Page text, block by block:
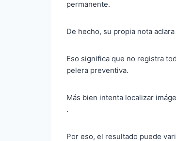
permanente.
De hecho, su propia nota
Eso significa que no registra
pelera preventiva.
Más bien intenta localizar
.
Por eso, el resultado puede